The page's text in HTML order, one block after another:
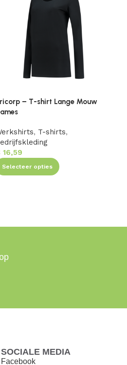
– T-shirt Lange Mouw
, T-shirts,
16,59
Selecteer opties
SOCIALE MEDIA
Facebook